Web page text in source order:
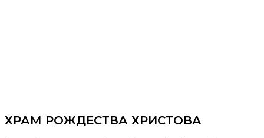
ХРАМ РОЖДЕСТВА ХРИСТОВА